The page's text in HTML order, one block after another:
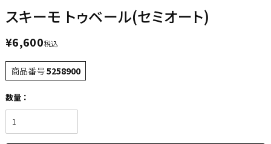
スキーモ トゥベール(セミオート)
¥6,600税込
商品番号5258900